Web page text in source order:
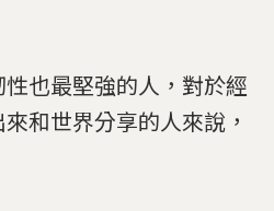
性也最堅強的人，對於經
和世界分享的人來說，